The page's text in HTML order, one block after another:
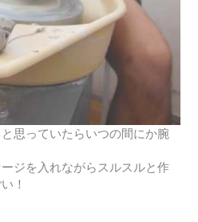
思っていたらいつの間にか腕
ジを入れながらスルスルと作
！